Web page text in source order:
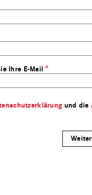
Ihre E-Mail
und die